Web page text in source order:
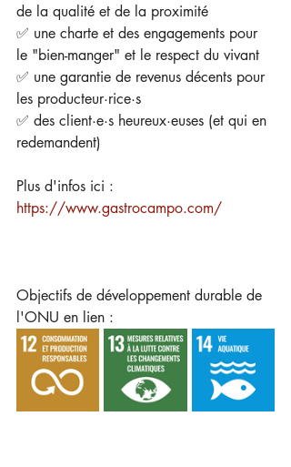
de la qualité et de la proximité
✅ une charte et des engagements pour
le "bien-manger" et le respect du vivant
✅ une garantie de revenus décents pour
les producteur·rice·s
✅ des client·e·s heureux·euses (et qui en
redemandent)
Plus d'infos ici :
https://www.gastrocampo.com/
Objectifs de développement durable de
l'ONU en lien :